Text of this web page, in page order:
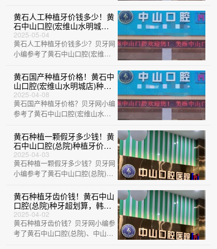
口腔(万达···
黄石人工种植牙价钱多少！黄
石中山口腔(宏维山水明城店)
种植牙价格一览表，国产创英
种植牙：3765元起/颗！
2025-05-04
黄石人工种植牙价钱多少？贝牙网
小编参考了黄石中山口腔(宏维山
(荟萃路店···
黄石国产种植牙价格！黄石中
山口腔(宏维山水明城店)种植
牙价目表已更新，瑞典诺贝尔
种植牙：5149元起/颗！
2025-04-08
黄石国产种植牙价格？贝牙网小编
参考了黄石中山口腔(宏维山水明
口腔、大冶···
黄石种植一颗假牙多少钱！黄
石中山口腔(总院)种植牙价格
表更新，德国ht瑞西欧种植
牙：6815元起/颗！
2025-04-03
黄石种植一颗假牙多少钱？贝牙网
小编参考了黄石中山口腔(总院)、
(大冶观···
黄石种植牙齿价钱！黄石中山
口腔(总院)种牙超划算，韩国
登腾种植体：2109元起/颗！
2025-04-02
黄石种植牙齿价钱？贝牙网小编参
考了黄石中山口腔(总院)、中山口